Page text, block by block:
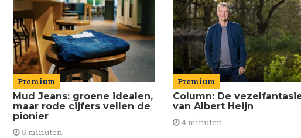
Premium
Mud Jeans: groene idealen,
maar rode cijfers vellen de
pionier
5 minuten
Premium
Column: De
van Albert Heijn
4 minuten